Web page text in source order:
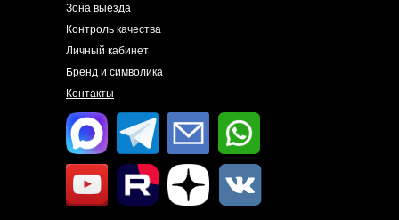
Зона выезда
Контроль качества
Личный кабинет
Бренд и символика
Контакты